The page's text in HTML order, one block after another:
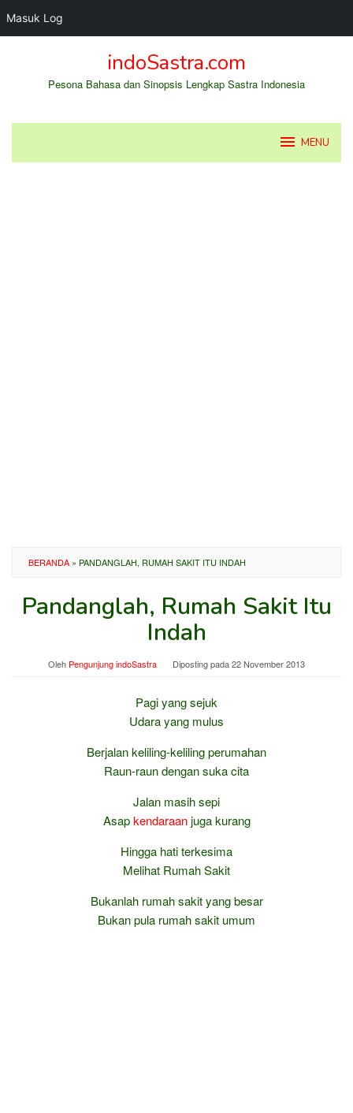
Masuk Log
indoSastra.com
Pesona Bahasa dan Sinopsis Lengkap Sastra Indonesia
MENU
BERANDA » PANDANGLAH, RUMAH SAKIT ITU INDAH
Pandanglah, Rumah Sakit Itu
Indah
Oleh Pengunjung indoSastra Diposting pada22 November 2013
Pagi yang sejuk
Udara yang mulus
Berjalan keliling-keliling perumahan
Raun-raun dengan suka cita
Jalan masih sepi
Asapkendaraanjuga kurang
Hingga hati terkesima
Melihat Rumah Sakit
Bukanlah rumah sakit yang besar
Bukan pula rumah sakit umum